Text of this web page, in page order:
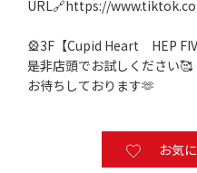
URL🔗https://
🎡3F【Cupid Heart HEP
是非店頭でお試しください🥰
お待ちしております🫶
お気